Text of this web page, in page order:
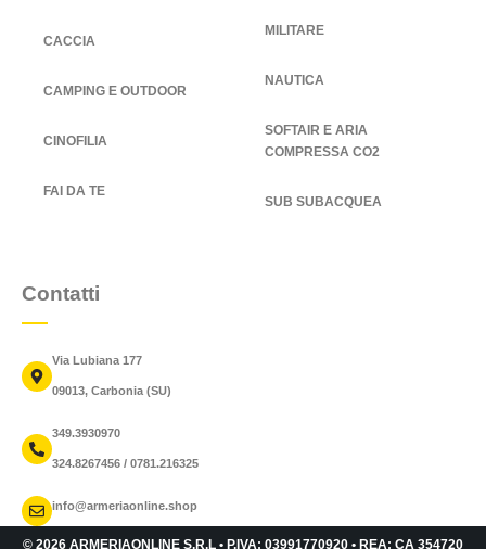
CACCIA
CAMPING E OUTDOOR
CINOFILIA
FAI DA TE
MILITARE
NAUTICA
SOFTAIR E ARIA
COMPRESSA CO2
SUB SUBACQUEA
Contatti
Via Lubiana 177
09013, Carbonia (SU)
349.3930970
324.8267456 / 0781.216325
info@armeriaonline.shop
© 2026 ARMERIAONLINE S.R.L • P.IVA: 03991770920 • REA: CA 354720